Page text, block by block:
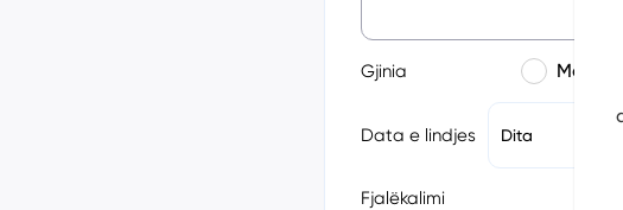
Gjinia
Data e lindjes Dita
Fjalëkalimi